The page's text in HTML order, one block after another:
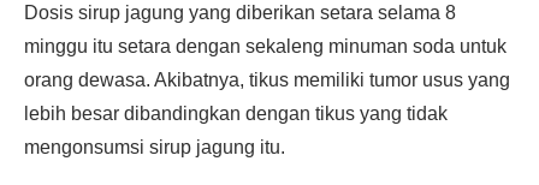
Dosis sirup jagung yang diberikan setara selama 8
minggu itu setara dengan sekaleng minuman soda untuk
orang dewasa. Akibatnya, tikus memiliki tumor usus yang
lebih besar dibandingkan dengan tikus yang tidak
mengonsumsi sirup jagung itu.